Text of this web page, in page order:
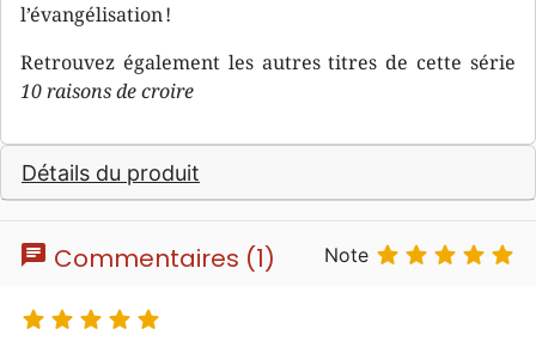
l’évangélisation !
Retrouvez également les autres titres de cette série
10 raisons de croire
Détails du produit
chat Commentaires (1) Note     
    